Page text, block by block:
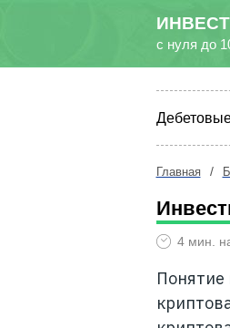
с нуля до
Главная /
4 мин.
Понятие